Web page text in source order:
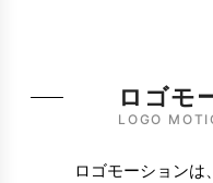
LOGO
ロゴモ
ロゴモーションは